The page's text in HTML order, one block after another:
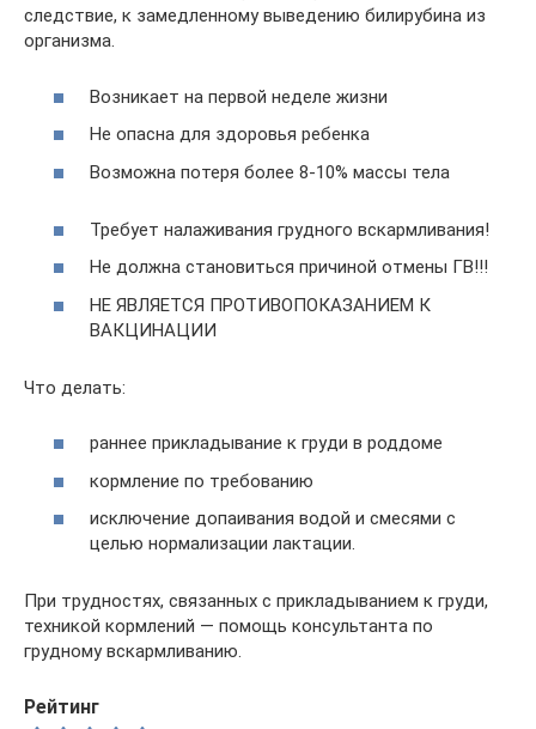
следствие, к замедленному выведению билирубина из
организма.
Возникает на первой неделе жизни
Не опасна для здоровья ребенка
Возможна потеря более 8-10% массы тела
Требует налаживания грудного вскармливания!
Не должна становиться причиной отмены ГВ!!!
НЕ ЯВЛЯЕТСЯ ПРОТИВОПОКАЗАНИЕМ К
ВАКЦИНАЦИИ
Что делать:
раннее прикладывание к груди в роддоме
кормление по требованию
исключение допаивания водой и смесями с
целью нормализации лактации.
При трудностях, связанных с прикладыванием к груди,
техникой кормлений — помощь консультанта по
грудному вскармливанию.
Рейтинг